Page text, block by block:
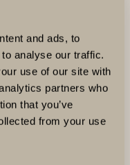
and ads, to
analyse our traffic.
use of our site with
partners who
that you’ve
from your use
minuter.
olja med en hel
chili.
tallrik, lägg upp 3
svampen och någon